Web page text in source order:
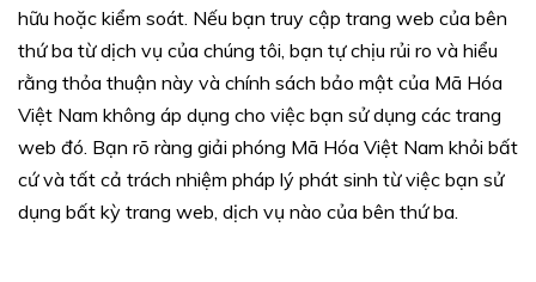
hữu hoặc kiểm soát. Nếu bạn truy cập trang web của bên
thứ ba từ dịch vụ của chúng tôi, bạn tự chịu rủi ro và hiểu
rằng thỏa thuận này và chính sách bảo mật của Mã Hóa
Việt Nam không áp dụng cho việc bạn sử dụng các trang
web đó. Bạn rõ ràng giải phóng Mã Hóa Việt Nam khỏi bất
cứ và tất cả trách nhiệm pháp lý phát sinh từ việc bạn sử
dụng bất kỳ trang web, dịch vụ nào của bên thứ ba.